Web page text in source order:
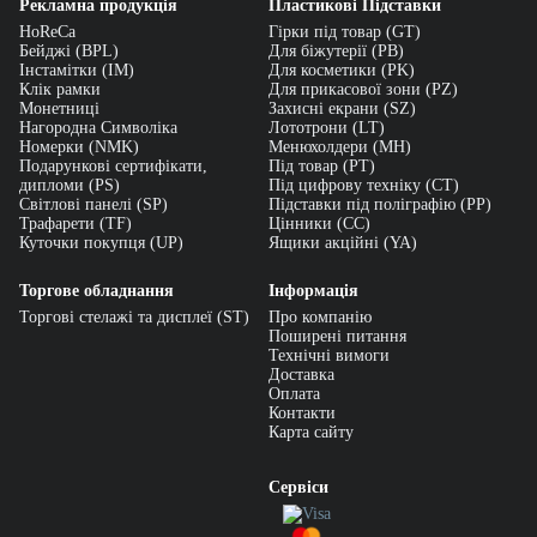
розмістити інформаційні таблички, вказівки, QR‑коди для
оплати чи відгуків;
презентувати імпульсний товар (цукерки, аксесуари,
сертифікати, пакування тощо);
зробити касову зону зручною для персоналу.
Різноманіття матеріалів і моделей
У каталозі Tablichka.ua представлені:
Компактні перегородки
з прозорого акрилу, що розділяють касову
зону або слугують основою для нанесення інформації.
, в які можна вставити поліграфію, меню
, які не перевантажують простір і
— для впорядкування черги та
Рекламна продукція
HoReCa
Бейджі (BPL)
Інстамітки (IM)
Клік рамки
Монетниці
Нагородна Символіка
Номерки (NMK)
Подарункові сертифікати,
дипломи (PS)
Світлові панелі (SP)
Трафарети (TF)
Куточки покупця (UP)
Пластикові Підставки
Гірки під товар (GT)
Для біжутерії (PB)
Для косметики (PK)
Для прикасової зони (PZ)
Захисні екрани (SZ)
Лототрони (LT)
Менюхолдери (MH)
Під товар (PT)
Під цифрову техніку (CT)
Підставки під поліграфію (PP)
Цінники (СС)
Ящики акційні (YA)
Торгове обладнання
Торгові стелажі та дисплеї (ST)
Інформація
Про компанію
Поширені питання
Технічні вимоги
Доставка
Оплата
Контакти
Карта сайту
Сервіси